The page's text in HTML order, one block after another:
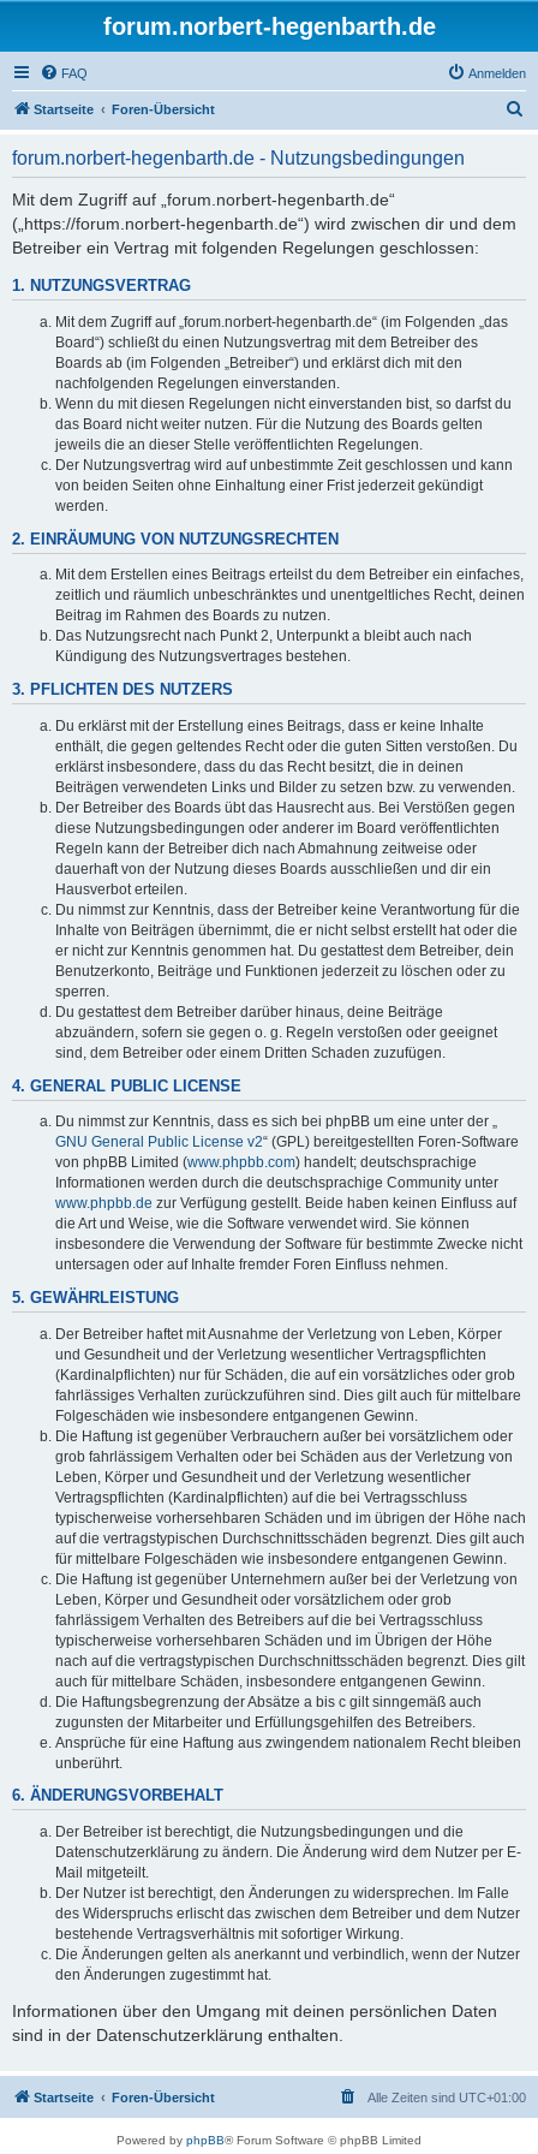
forum.norbert-hegenbarth.de
FAQ Anmelden
Startseite Foren-Übersicht
forum.norbert-hegenbarth.de - Nutzungsbedingungen
Mit dem Zugriff auf „forum.norbert-hegenbarth.de“
(„https://forum.norbert-hegenbarth.de“) wird zwischen dir und dem
Betreiber ein Vertrag mit folgenden Regelungen geschlossen:
1. NUTZUNGSVERTRAG
Mit dem Zugriff auf „forum.norbert-hegenbarth.de“ (im Folgenden „das
Board“) schließt du einen Nutzungsvertrag mit dem Betreiber des
Boards ab (im Folgenden „Betreiber“) und erklärst dich mit den
nachfolgenden Regelungen einverstanden.
Wenn du mit diesen Regelungen nicht einverstanden bist, so darfst du
das Board nicht weiter nutzen. Für die Nutzung des Boards gelten
jeweils die an dieser Stelle veröffentlichten Regelungen.
Der Nutzungsvertrag wird auf unbestimmte Zeit geschlossen und kann
von beiden Seiten ohne Einhaltung einer Frist jederzeit gekündigt
werden.
2. EINRÄUMUNG VON NUTZUNGSRECHTEN
Mit dem Erstellen eines Beitrags erteilst du dem Betreiber ein einfaches,
zeitlich und räumlich unbeschränktes und unentgeltliches Recht, deinen
Beitrag im Rahmen des Boards zu nutzen.
Das Nutzungsrecht nach Punkt 2, Unterpunkt a bleibt auch nach
Kündigung des Nutzungsvertrages bestehen.
3. PFLICHTEN DES NUTZERS
Du erklärst mit der Erstellung eines Beitrags, dass er keine Inhalte
enthält, die gegen geltendes Recht oder die guten Sitten verstoßen. Du
erklärst insbesondere, dass du das Recht besitzt, die in deinen
Beiträgen verwendeten Links und Bilder zu setzen bzw. zu verwenden.
Der Betreiber des Boards übt das Hausrecht aus. Bei Verstößen gegen
diese Nutzungsbedingungen oder anderer im Board veröffentlichten
Regeln kann der Betreiber dich nach Abmahnung zeitweise oder
dauerhaft von der Nutzung dieses Boards ausschließen und dir ein
Hausverbot erteilen.
Du nimmst zur Kenntnis, dass der Betreiber keine Verantwortung für die
Inhalte von Beiträgen übernimmt, die er nicht selbst erstellt hat oder die
er nicht zur Kenntnis genommen hat. Du gestattest dem Betreiber, dein
Benutzerkonto, Beiträge und Funktionen jederzeit zu löschen oder zu
sperren.
Du gestattest dem Betreiber darüber hinaus, deine Beiträge
abzuändern, sofern sie gegen o. g. Regeln verstoßen oder geeignet
sind, dem Betreiber oder einem Dritten Schaden zuzufügen.
4. GENERAL PUBLIC LICENSE
Du nimmst zur Kenntnis, dass es sich bei phpBB um eine unter der „
GNU General Public License v2“ (GPL) bereitgestellten Foren-Software
von phpBB Limited (www.phpbb.com) handelt; deutschsprachige
Informationen werden durch die deutschsprachige Community unter
www.phpbb.de zur Verfügung gestellt. Beide haben keinen Einfluss auf
die Art und Weise, wie die Software verwendet wird. Sie können
insbesondere die Verwendung der Software für bestimmte Zwecke nicht
untersagen oder auf Inhalte fremder Foren Einfluss nehmen.
5. GEWÄHRLEISTUNG
Der Betreiber haftet mit Ausnahme der Verletzung von Leben, Körper
und Gesundheit und der Verletzung wesentlicher Vertragspflichten
(Kardinalpflichten) nur für Schäden, die auf ein vorsätzliches oder grob
fahrlässiges Verhalten zurückzuführen sind. Dies gilt auch für mittelbare
Folgeschäden wie insbesondere entgangenen Gewinn.
Die Haftung ist gegenüber Verbrauchern außer bei vorsätzlichem oder
grob fahrlässigem Verhalten oder bei Schäden aus der Verletzung von
Leben, Körper und Gesundheit und der Verletzung wesentlicher
Vertragspflichten (Kardinalpflichten) auf die bei Vertragsschluss
typischerweise vorhersehbaren Schäden und im übrigen der Höhe nach
auf die vertragstypischen Durchschnittsschäden begrenzt. Dies gilt auch
für mittelbare Folgeschäden wie insbesondere entgangenen Gewinn.
Die Haftung ist gegenüber Unternehmern außer bei der Verletzung von
Leben, Körper und Gesundheit oder vorsätzlichem oder grob
fahrlässigem Verhalten des Betreibers auf die bei Vertragsschluss
typischerweise vorhersehbaren Schäden und im Übrigen der Höhe
nach auf die vertragstypischen Durchschnittsschäden begrenzt. Dies gilt
auch für mittelbare Schäden, insbesondere entgangenen Gewinn.
Die Haftungsbegrenzung der Absätze a bis c gilt sinngemäß auch
zugunsten der Mitarbeiter und Erfüllungsgehilfen des Betreibers.
Ansprüche für eine Haftung aus zwingendem nationalem Recht bleiben
unberührt.
6. ÄNDERUNGSVORBEHALT
Der Betreiber ist berechtigt, die Nutzungsbedingungen und die
Datenschutzerklärung zu ändern. Die Änderung wird dem Nutzer per E-
Mail mitgeteilt.
Der Nutzer ist berechtigt, den Änderungen zu widersprechen. Im Falle
des Widerspruchs erlischt das zwischen dem Betreiber und dem Nutzer
bestehende Vertragsverhältnis mit sofortiger Wirkung.
Die Änderungen gelten als anerkannt und verbindlich, wenn der Nutzer
den Änderungen zugestimmt hat.
Informationen über den Umgang mit deinen persönlichen Daten
sind in der Datenschutzerklärung enthalten.
Startseite Foren-Übersicht Alle Zeiten sind UTC+01:00
Powered by phpBB® Forum Software © phpBB Limited